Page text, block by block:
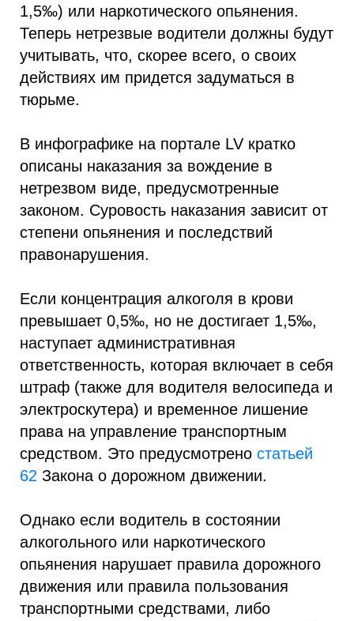
1,5‰) или наркотического опьянения.
Теперь нетрезвые водители должны будут
учитывать, что, скорее всего, о своих
действиях им придется задуматься в
тюрьме.
В инфографике на портале LV кратко
описаны наказания за вождение в
нетрезвом виде, предусмотренные
законом. Суровость наказания зависит от
степени опьянения и последствий
правонарушения.
Если концентрация алкоголя в крови
превышает 0,5‰, но не достигает 1,5‰,
наступает административная
ответственность, которая включает в себя
штраф (также для водителя велосипеда и
электроскутера) и временное лишение
права на управление транспортным
средством. Это предусмотрено статьей
62 Закона о дорожном движении.
Однако если водитель в состоянии
алкогольного или наркотического
опьянения нарушает правила дорожного
движения или правила пользования
транспортными средствами, либо